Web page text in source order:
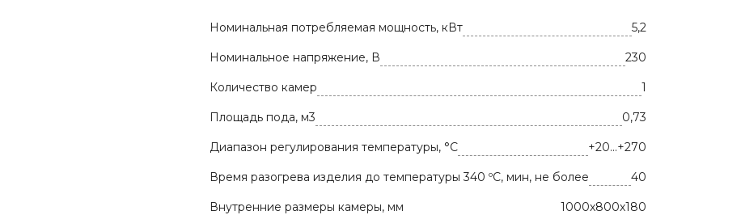
Номинальная потребляемая мощность, кВт 5,2
Номинальное напряжение, В 230
Количество камер 1
Площадь пода, м3 0,73
Диапазон регулирования температуры, °С +20...+270
Время разогрева изделия до температуры 340 ºС, мин, не более 40
Внутренние размеры камеры, мм 1000х800х180